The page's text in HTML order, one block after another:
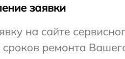
заявки
на сайте
сроков ремонта